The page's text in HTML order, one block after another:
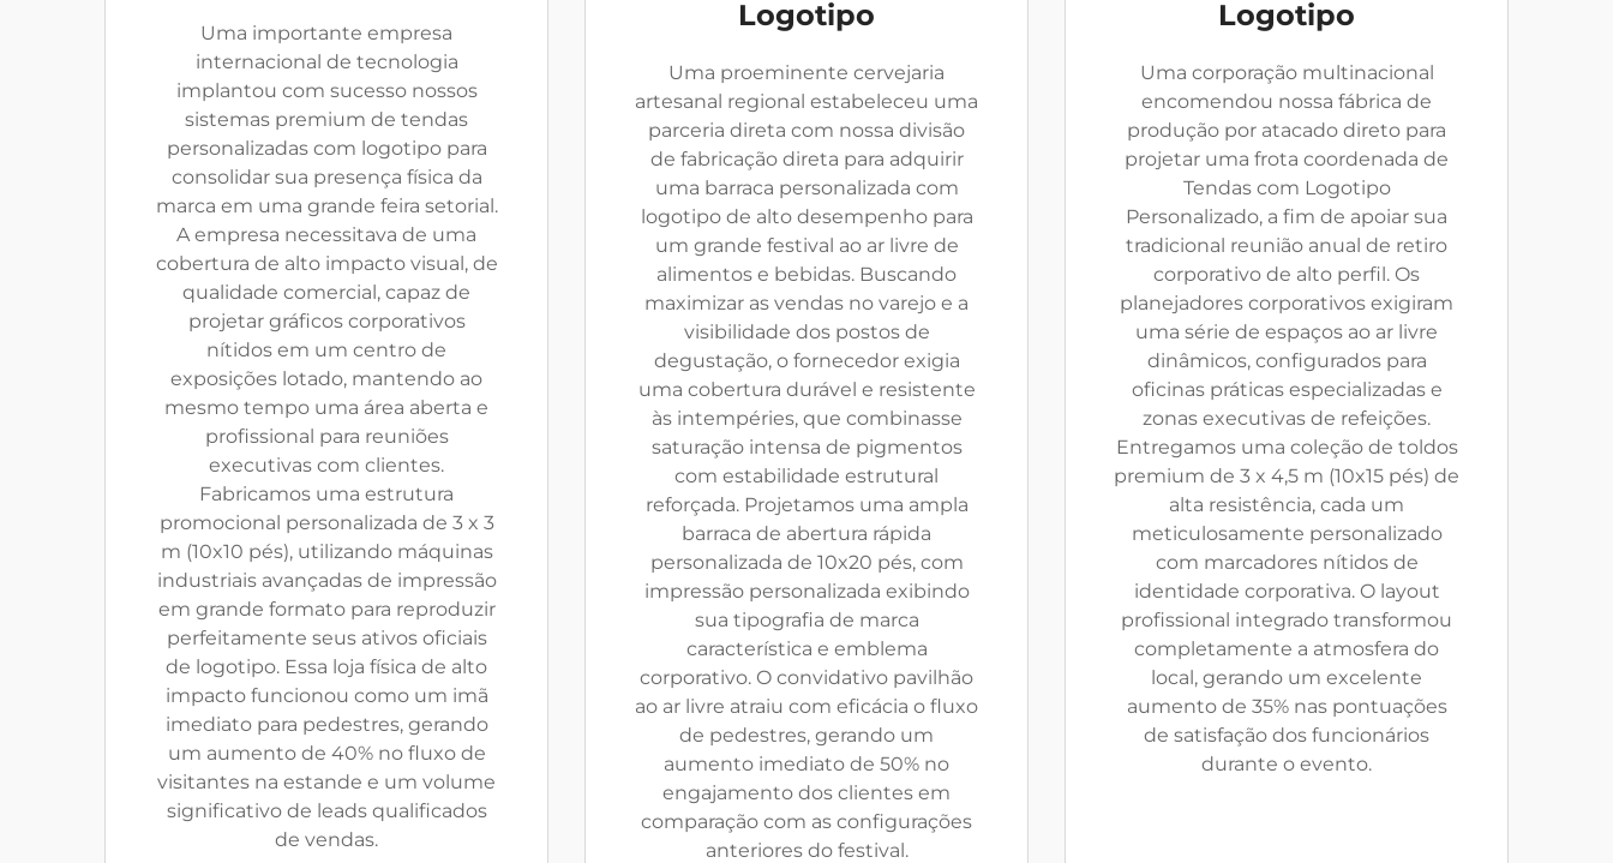
Uma importante empresa
internacional de tecnologia
implantou com sucesso nossos
sistemas premium de tendas
personalizadas com logotipo para
consolidar sua presença física da
marca em uma grande feira setorial.
A empresa necessitava de uma
cobertura de alto impacto visual, de
qualidade comercial, capaz de
projetar gráficos corporativos
nítidos em um centro de
exposições lotado, mantendo ao
mesmo tempo uma área aberta e
profissional para reuniões
executivas com clientes.
Fabricamos uma estrutura
promocional personalizada de 3 x 3
m (10x10 pés), utilizando máquinas
industriais avançadas de impressão
em grande formato para reproduzir
perfeitamente seus ativos oficiais
de logotipo. Essa loja física de alto
impacto funcionou como um imã
imediato para pedestres, gerando
um aumento de 40% no fluxo de
visitantes na estande e um volume
significativo de leads qualificados
de vendas.
Logotipo
Uma proeminente cervejaria
artesanal regional estabeleceu uma
parceria direta com nossa divisão
de fabricação direta para adquirir
uma barraca personalizada com
logotipo de alto desempenho para
um grande festival ao ar livre de
alimentos e bebidas. Buscando
maximizar as vendas no varejo e a
visibilidade dos postos de
degustação, o fornecedor exigia
uma cobertura durável e resistente
às intempéries, que combinasse
saturação intensa de pigmentos
com estabilidade estrutural
reforçada. Projetamos uma ampla
barraca de abertura rápida
personalizada de 10x20 pés, com
impressão personalizada exibindo
sua tipografia de marca
característica e emblema
corporativo. O convidativo pavilhão
ao ar livre atraiu com eficácia o fluxo
de pedestres, gerando um
aumento imediato de 50% no
engajamento dos clientes em
comparação com as configurações
anteriores do festival.
Logotipo
Uma corporação multinacional
encomendou nossa fábrica de
produção por atacado direto para
projetar uma frota coordenada de
Tendas com Logotipo
Personalizado, a fim de apoiar sua
tradicional reunião anual de retiro
corporativo de alto perfil. Os
planejadores corporativos exigiram
uma série de espaços ao ar livre
dinâmicos, configurados para
oficinas práticas especializadas e
zonas executivas de refeições.
Entregamos uma coleção de toldos
premium de 3 x 4,5 m (10x15 pés) de
alta resistência, cada um
meticulosamente personalizado
com marcadores nítidos de
identidade corporativa. O layout
profissional integrado transformou
completamente a atmosfera do
local, gerando um excelente
aumento de 35% nas pontuações
de satisfação dos funcionários
durante o evento.